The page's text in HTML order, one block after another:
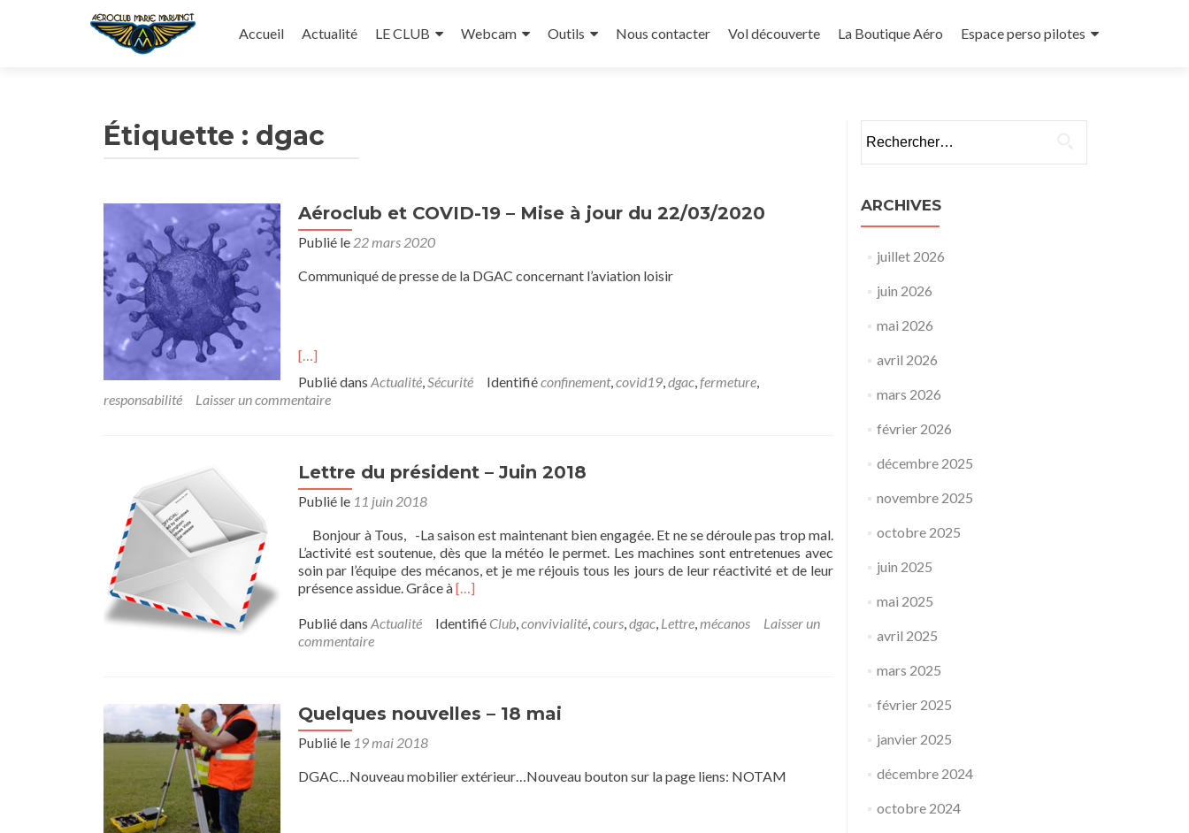
au
Accueil Actualité LE CLUB Webcam Outils Nous contacter Vol découverte La Boutique Aéro Espace perso pilotes
Étiquette : dgac
Aéroclub et COVID-19 – Mise à jour du 22/03/2020
Publié le 22 mars 2020
Communiqué de presse de la DGAC concernant l’aviation loisir
[…]
Publié dans Actualité,Sécurité Identifiéconfinement,covid19,dgac,fermeture,
responsabilité
Laisser un commentaire
Lettre du président – Juin 2018
Publié le 11 juin 2018
Bonjour à Tous, -La saison est maintenant bien engagée. Et ne se déroule pas trop mal.
L’activité est soutenue, dès que la météo le permet. Les machines sont entretenues avec
soin par l’équipe des mécanos, et je me réjouis tous les jours de leur réactivité et de leur
présence assidue. Grâce àEn
plus
Juin
[…]
Publié dans Actualité Identifié Club,convivialité,cours,dgac, Lettre,mécanos
Laisser un
commentaire
Quelques nouvelles – 18 mai
Publié le 19 mai 2018
DGAC…Nouveau mobilier extérieur…Nouveau bouton sur la page liens: NOTAM
ARCHIVES
juillet 2026
juin 2026
mai 2026
avril 2026
mars 2026
février 2026
décembre 2025
novembre 2025
octobre 2025
juin 2025
mai 2025
avril 2025
mars 2025
février 2025
janvier 2025
décembre 2024
octobre 2024